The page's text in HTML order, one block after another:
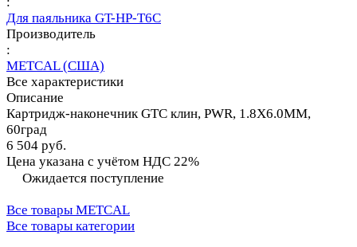
Для паяльника GT-HP-T6С
Производитель
:
METCAL (США)
Все характеристики
Описание
Картридж-наконечник GTC клин, PWR, 1.8X6.0MM,
60град
6 504 руб.
Цена указана с учётом НДС 22%
Ожидается поступление
Все товары METCAL
Все товары категории